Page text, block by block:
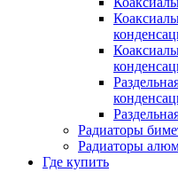
Радиаторы
Радиаторы
Где купить